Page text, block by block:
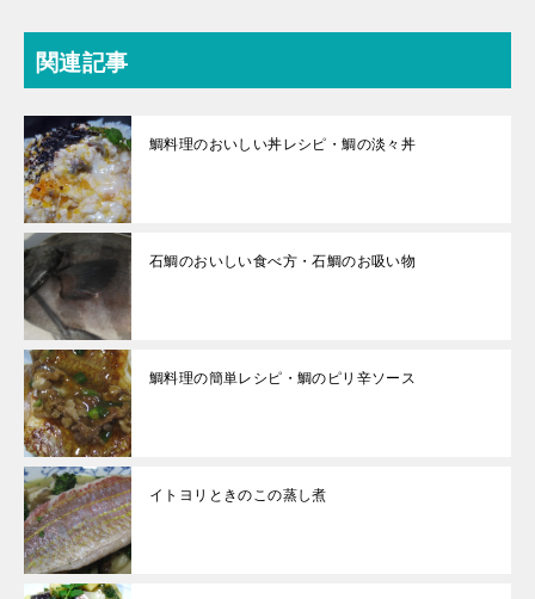
関連記事
鯛料理のおいしい丼レシピ・鯛の淡々丼
石鯛のおいしい食べ方・石鯛のお吸い物
鯛料理の簡単レシピ・鯛のピリ辛ソース
イトヨリときのこの蒸し煮